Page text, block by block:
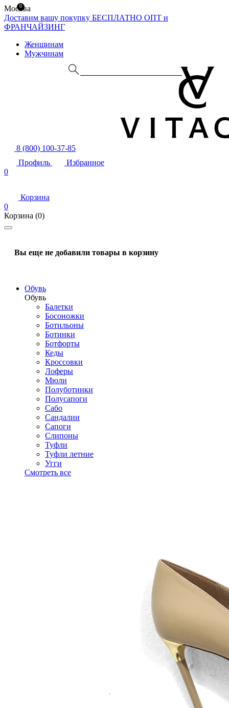
Москва
Доставим вашу покупку БЕСПЛАТНО ОПТ и
ФРАНЧАЙЗИНГ
Женщинам
Мужчинам
8 (800) 100-37-85
Профиль
Избранное
0
Корзина
0
Корзина (0)
Вы еще не добавили товары в корзину
Обувь
Обувь
Балетки
Босоножки
Ботильоны
Ботинки
Ботфорты
Кеды
Кроссовки
Лоферы
Мюли
Полуботинки
Полусапоги
Сабо
Сандалии
Сапоги
Слипоны
Туфли
Туфли летние
Угги
Смотреть все
0